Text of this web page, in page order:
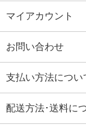
マイアカウント
お問い合わせ
支払い方法につい
配送方法･送料に